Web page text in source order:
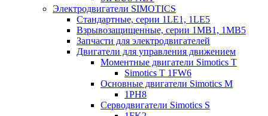
Электродвигатели SIMOTICS
Стандартные, серии 1LE1, 1LE5
Взрывозащищенные, серии 1MB1, 1MB5
Запчасти для электродвигателей
Двигатели для управления движением
Моментные двигатели Simotics T
Simotics T 1FW6
Основные двигатели Simotics M
1PH8
Серводвигатели Simotics S